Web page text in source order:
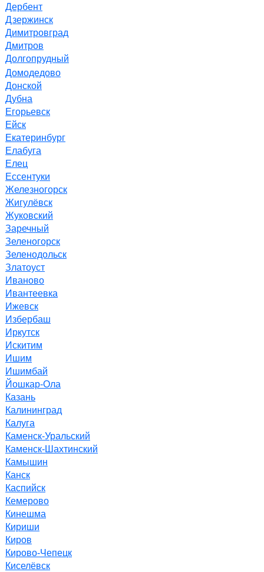
Дербент
Дзержинск
Димитровград
Дмитров
Долгопрудный
Домодедово
Донской
Дубна
Егорьевск
Ейск
Екатеринбург
Елабуга
Елец
Ессентуки
Железногорск
Жигулёвск
Жуковский
Заречный
Зеленогорск
Зеленодольск
Златоуст
Иваново
Ивантеевка
Ижевск
Избербаш
Иркутск
Искитим
Ишим
Ишимбай
Йошкар-Ола
Казань
Калининград
Калуга
Каменск-Уральский
Каменск-Шахтинский
Камышин
Канск
Каспийск
Кемерово
Кинешма
Кириши
Киров
Кирово-Чепецк
Киселёвск